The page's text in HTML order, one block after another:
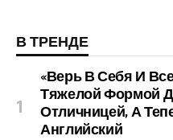
В ТРЕНДЕ
«Верь В Себя И
Тяжелой Формой
Отличницей, А
Английский